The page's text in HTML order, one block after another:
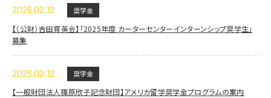
2025.02.12 奨学金
【（公財）吉田育英会】「2025年度 カーターセンターインターンシップ奨学生」
募集
2025.02.12 奨学金
【一般財団法人篠原欣子記念財団】アメリカ留学奨学金プログラムの案内